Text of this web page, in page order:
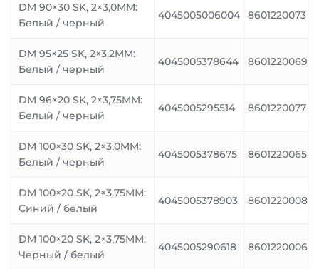
DM 90×30 SK, 2×3,0MM:
Белый / черный
4045005006004 8601220073
DM 95×25 SK, 2×3,2MM:
Белый / черный
4045005378644 8601220069
DM 96×20 SK, 2×3,75MM:
Белый / черный
4045005295514 8601220077
DM 100×30 SK, 2×3,0MM:
Белый / черный
4045005378675 8601220065
DM 100×20 SK, 2×3,75MM:
Синий / белый
4045005378903 8601220008
DM 100×20 SK, 2×3,75MM:
Черный / белый
4045005290618 8601220006